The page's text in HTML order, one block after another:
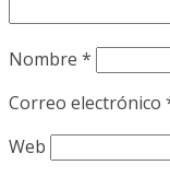
Nombre *
Correo electrónico
Web